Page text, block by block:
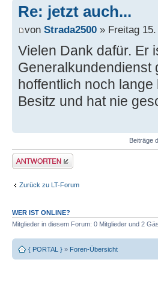
Re: jetzt auch...
von Strada2500 » Freitag
Vielen Dank dafür. Er
Generalkundendienst
hoffentlich noch
Besitz und hat nie
Beiträge
Antwort erstellen
Zurück zu LT-Forum
WER IST ONLINE?
Mitglieder in diesem Forum: 0 Mitglieder und 2
{ PORTAL } » Foren-Übersicht